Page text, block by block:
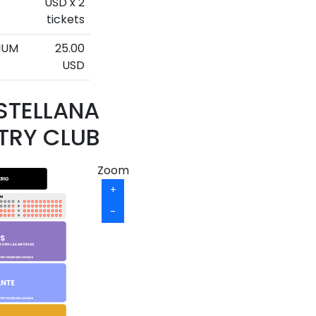
tickets
25.00
USD
CLUB
17 18 19 20 21 22 23 24 25 26 27 28 29 30
17 18 19 20 21 22 23 24 25 26 27 28 29 30
17 18 19 20 21 22 23 24 25 26 27 28 29 30
17 18 19 20 21 22 23 24 25 26 27 28 29 30
Zoom
+
-